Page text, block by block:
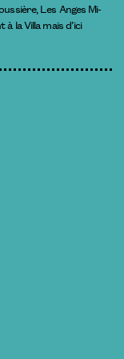
Les Anges Mi-
la Villa mais d’ici